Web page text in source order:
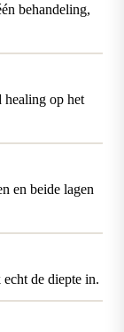
behandeling,
healing op het
en beide lagen
de diepte in.